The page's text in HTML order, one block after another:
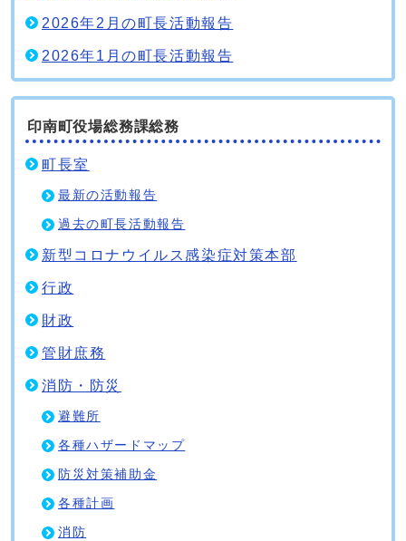
2026年2月の町長活動報告
2026年1月の町長活動報告
印南町役場総務課総務
町長室
最新の活動報告
過去の町長活動報告
新型コロナウイルス感染症対策本部
行政
財政
管財庶務
消防・防災
避難所
各種ハザードマップ
防災対策補助金
各種計画
消防